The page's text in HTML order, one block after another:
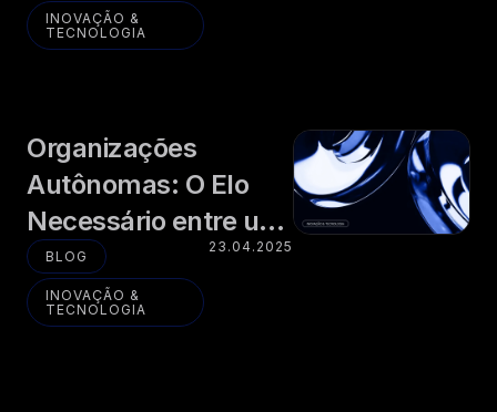
Organizações
Públicas e Privadas
INOVAÇÃO &
TECNOLOGIA
Organizações
Autônomas: O Elo
Necessário entre um
Mundo Instável e um
Futuro Inteligente
BLOG
INOVAÇÃO &
TECNOLOGIA
23.04.2025